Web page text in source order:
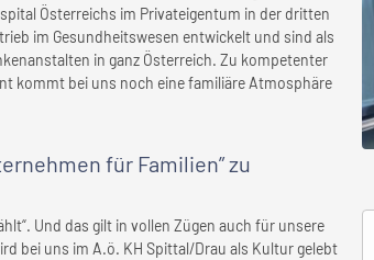
Österreichs im Privateigentum in der dritten
im Gesundheitswesen entwickelt und sind als
in ganz Österreich. Zu kompetenter
kommt bei uns noch eine familiäre Atmosphäre
für Familien” zu
Und das gilt in vollen Zügen auch für unsere
bei uns im A.ö. KH Spittal/Drau als Kultur gelebt